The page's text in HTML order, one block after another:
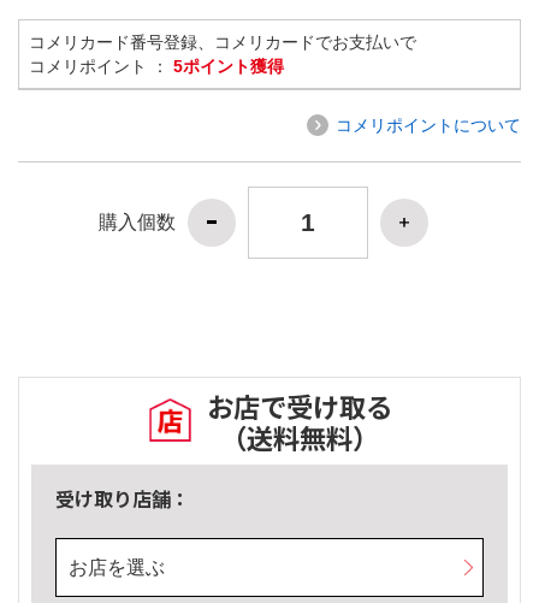
コメリカード番号登録、コメリカードでお支払いで
コメリポイント ： 5ポイント獲得
コメリポイントについて
購入個数
お店で受け取る
（送料無料）
受け取り店舗：
お店を選ぶ